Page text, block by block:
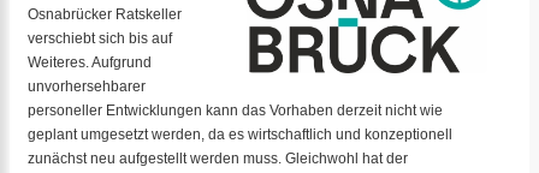
Osnabrücker Ratskeller
verschiebt sich bis auf
Weiteres. Aufgrund
unvorhersehbarer
personeller Entwicklungen kann das Vorhaben derzeit nicht wie
geplant umgesetzt werden, da es wirtschaftlich und konzeptionell
zunächst neu aufgestellt werden muss. Gleichwohl hat der